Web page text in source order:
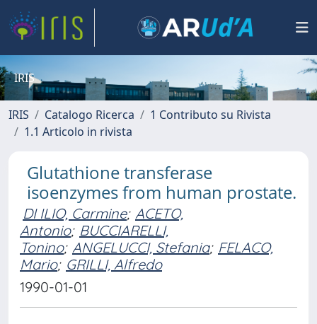
IRIS
IRIS Catalogo Ricerca
1 Contributo su Rivista
1.1 Articolo in rivista
Glutathione transferase
isoenzymes from human prostate.
DI ILIO, Carmine; ACETO,
Antonio; BUCCIARELLI,
Tonino; ANGELUCCI, Stefania; FELACO,
Mario; GRILLI, Alfredo
1990-01-01